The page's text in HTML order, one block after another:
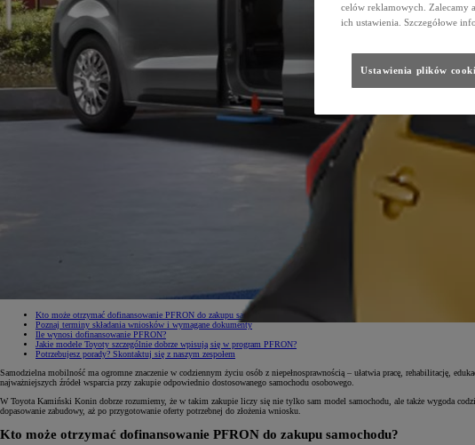
Kto może otrzymać dofinansowanie PFRON do zakupu samochodu?
Poznaj terminy składania wniosków i wymagane dokumenty
Ile wynosi dofinansowanie PFRON?
Jakie modele Toyoty szczególnie dobrze wpisują się w program PFRON?
Potrzebujesz porady? Skontaktuj się z naszym zespołem
Samodzielna mobilność ma ogromne znaczenie w codziennym życiu osób z niepełnosprawnością – ułatwia pracę, rehabilitację,
najważniejszych źródeł wsparcia przy zakupie odpowiednio dostosowanego samochodu osobowego.
W Toyota Kamiński Konin dobrze rozumiemy, że w takim zakupie liczy się nie tylko sam model samochodu, ale także wygoda
dopasowanie zabudowy, aż po przygotowanie oferty potrzebnej do złożenia wniosku.
Kto może otrzymać dofinansowanie PFRON do zakupu samochodu?
celów reklamowych. Zalecamy
ich ustawienia. Szczegółowe
Ustawienia plików